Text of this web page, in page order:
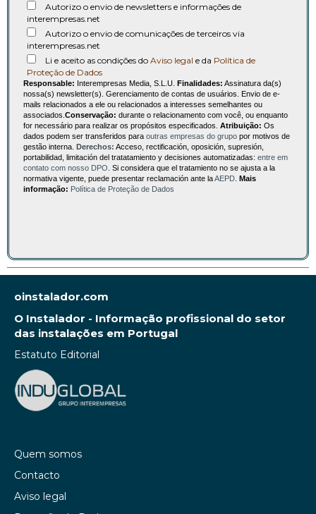
Autorizo o envio de newsletters e informações de
interempresas.net
Autorizo o envio de comunicações de terceiros via
interempresas.net
Li e aceito as condições do Aviso legal e da Política de
Proteção de Dados
Responsable: Interempresas Media, S.L.U. Finalidades: Assinatura da(s)
nossa(s) newsletter(s). Gerenciamento de contas de usuários. Envio de e-
mails relacionados a ele ou relacionados a interesses semelhantes ou
associados. Conservação: durante o relacionamento com você, ou enquanto
for necessário para realizar os propósitos especificados. Atribuição: Os
dados podem ser transferidos para outras empresas do grupo por motivos de
gestão interna. Derechos: Acceso, rectificación, oposición, supresión,
portabilidad, limitación del tratatamiento y decisiones automatizadas: entre em
contato com nosso DPO . Si considera que el tratamiento no se ajusta a la
normativa vigente, puede presentar reclamación ante laAEPD Mais
informação: Política de Proteção de Dados
oinstalador.com
O Instalador - Informação profissional do setor
das instalações em Portugal
Estatuto Editorial
Quem somos
Contacto
Aviso legal